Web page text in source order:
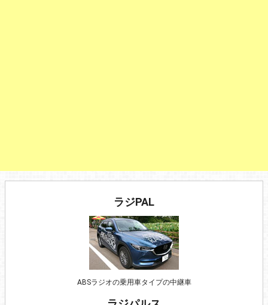
ラジPAL
ABSラジオの乗用車タイプの中継車